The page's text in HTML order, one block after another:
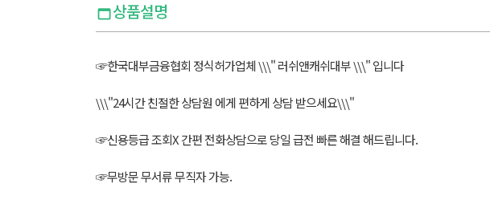
상품설명
☞한국대부금융협회 정식허가업체 \\\" 러쉬앤캐쉬대부 \\\" 입니다
\\\"24시간 친절한 상담원 에게 편하게 상담 받으세요\\\"
☞신용등급 조회X 간편 전화상담으로 당일 급전 빠른 해결 해드립니다.
☞무방문 무서류 무직자 가능.